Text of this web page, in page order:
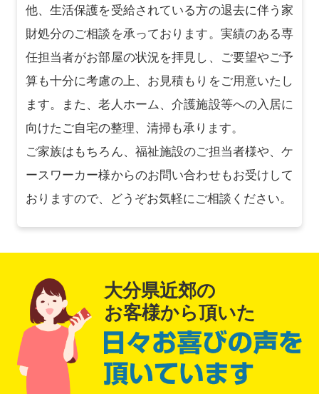
他、生活保護を受給されている方の退去に伴う家
財処分のご相談を承っております。実績のある専
任担当者がお部屋の状況を拝見し、ご要望やご予
算も十分に考慮の上、お見積もりをご用意いたし
ます。また、老人ホーム、介護施設等への入居に
向けたご自宅の整理、清掃も承ります。
ご家族はもちろん、福祉施設のご担当者様や、ケ
ースワーカー様からのお問い合わせもお受けして
おりますので、どうぞお気軽にご相談ください。
大分県近郊の
お客様から頂いた